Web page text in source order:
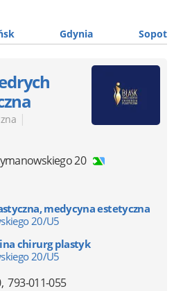
Gdynia Sopot
|
20
medycyna estetyczna
20/U5
chirurg plastyk
20/U5
793-011-055